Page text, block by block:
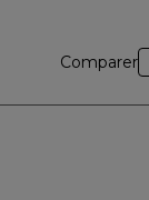
Comparer